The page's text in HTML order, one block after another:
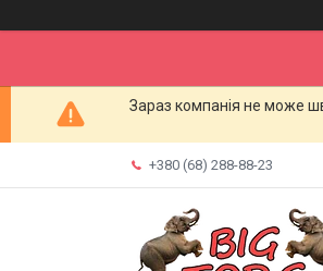
Зараз компанія не може
+380 (68) 288-88-23